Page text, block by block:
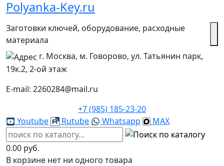
Polyanka-Key.ru
Заготовки ключей, оборудование, расходные
материала
г. Москва, м. Говорово, ул. Татьянин парк,
19к.2, 2-ой этаж
E-mail: 2260284@mail.ru
+7 (985) 185-23-20
Youtube
Rutube Whatsapp MAX
0.00 руб.
В корзине нет ни одного товара